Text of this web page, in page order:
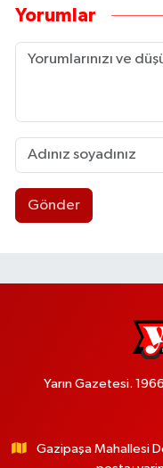
Yorumlar
Gönder
Yarın Gazetesi.
Gazipaşa Mahallesi